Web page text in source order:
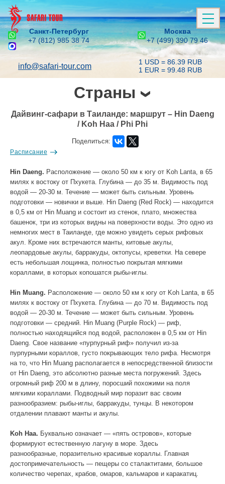
Санкт-Петербург
+7 (812) 985 38 74
Москва
+7 (499) 390 79 46
info@safari-tour.com
1 USD = 86.39 RUB
1 EUR = 99.48 RUB
Страны
Дайвинг-сафари в Таиланде: маршрут – Hin Daeng
/ Koh Haa / Phi Phi
Поделиться:
Расписание
Hin Daeng. Расположение — около 50 км к югу от Koh Lanta, в 65
милях к востоку от Пхукета. Глубина — до 35 м. Видимость под
водой — 20-30 м. Течение — может быть сильным. Уровень
подготовки — новички и выше. Hin Daeng (Red Rock) — находится
в 0,5 км от Hin Muang и состоит из стенок, плато, множества
башенок, три из которых видны на поверхности воды. Это одно из
немногих мест в Таиланде, где можно увидеть серых рифовых
акул. Кроме них встречаются манты, китовые акулы,
леопардовые акулы, барракуды, октопусы, креветки. На севере
есть небольшая лощинка, полностью покрытая мягкими
кораллами, в которых копошатся рыбы-иглы.
Hin Muang. Расположение — около 50 км к югу от Koh Lanta, в 65
милях к востоку от Пхукета. Глубина — до 70 м. Видимость под
водой — 20-30 м. Течение — может быть сильным. Уровень
подготовки — средний. Hin Muang (Purple Rock) — риф,
полностью находящийся под водой, расположен в 0,5 км от Hin
Daeng. Свое название «пурпурный риф» получил из-за
пурпурными кораллов, густо покрывающих тело рифа. Несмотря
на то, что Hin Muang располагается в непосредственной близости
от Hin Daeng, это абсолютно разные места погружений. Здесь
огромный риф 200 м в длину, поросший похожими на поля
мягкими кораллами. Подводный мир поразит вас своим
разнообразием: рыбы-иглы, барракуды, тунцы. В некотором
отдалении плавают манты и акулы.
Koh Haa. Буквально означает — «пять островов», которые
формируют естественную лагуну в море. Здесь
разнообразные, поразительно красивые кораллы. Главная
достопримечательность — пещеры со сталактитами, большое
количество черепах, крабов, омаров, кальмаров и каракатиц.